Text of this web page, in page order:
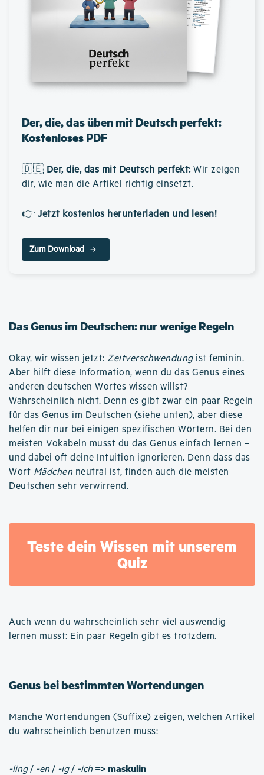
Der, die, das üben mit Deutsch perfekt:
Kostenloses PDF
🇩🇪 Der, die, das mit Deutsch perfekt: Wir zeigen
dir, wie man die Artikel richtig einsetzt.
👉 Jetzt kostenlos herunterladen und lesen!
Zum Download
Das Genus im Deutschen: nur wenige Regeln
Okay, wir wissen jetzt: Zeitverschwendungist feminin.
Aber hilft diese Information, wenn du das Genus eines
anderen deutschen Wortes wissen willst?
Wahrscheinlich nicht. Denn es gibt zwar ein paar Regeln
für das Genus im Deutschen (siehe unten), aber diese
helfen dir nur bei einigen spezifischen Wörtern. Bei den
meisten Vokabeln musst du das Genus einfach lernen –
und dabei oft deine Intuition ignorieren. Denn dass das
Wort Mädchen neutral ist, finden auch die meisten
Deutschen sehr verwirrend.
Teste dein Wissen mit unserem
Quiz
Auch wenn du wahrscheinlich sehr viel auswendig
lernen musst: Ein paar Regeln gibt es trotzdem.
Genus bei bestimmten Wortendungen
Manche Wortendungen (Suffixe) zeigen, welchen Artikel
du wahrscheinlich benutzen muss:
-ling/ -en / -ig/ -ich => maskulin